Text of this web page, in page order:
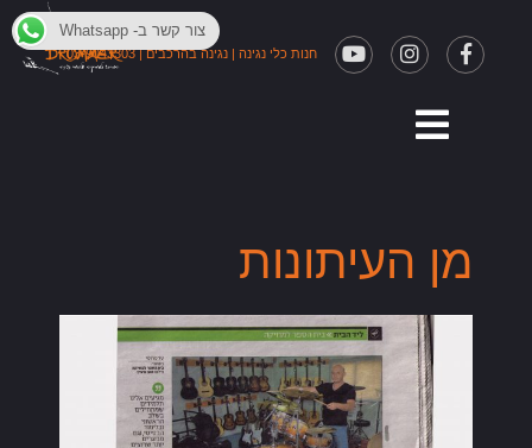
חנות כלי נגינה | נגינה בהרכבים|
03-9043303
מן העיתונות
צור קשר ב- Whatsapp